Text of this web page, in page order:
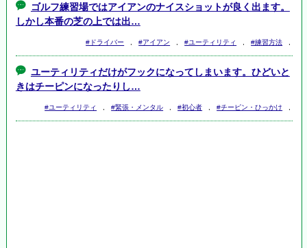
ゴルフ練習場ではアイアンのナイスショットが良く出ます。
しかし本番の芝の上では出…
#ドライバー #アイアン #ユーティリティ #練習方法
ユーティリティだけがフックになってしまいます。ひどいと
きはチーピンになったりし…
#ユーティリティ #緊張・メンタル #初心者 #チーピン・ひっかけ